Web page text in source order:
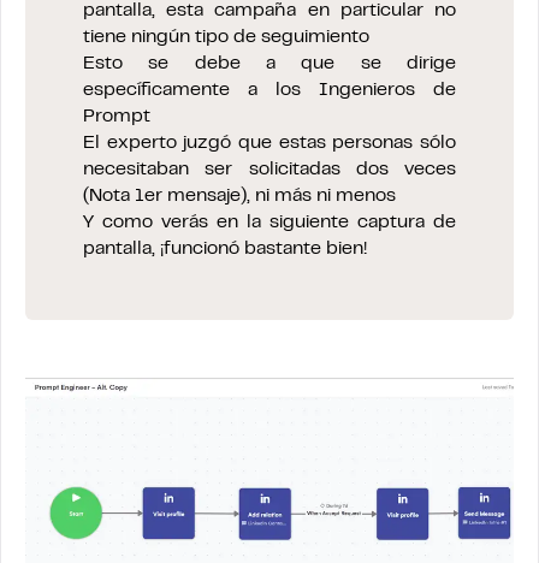
pantalla, esta campaña en particular no
tiene ningún tipo de seguimiento
Esto se debe a que se dirige
específicamente a los Ingenieros de
Prompt
El experto juzgó que estas personas sólo
necesitaban ser solicitadas dos veces
(Nota 1er mensaje), ni más ni menos
Y como verás en la siguiente captura de
pantalla, ¡funcionó bastante bien!